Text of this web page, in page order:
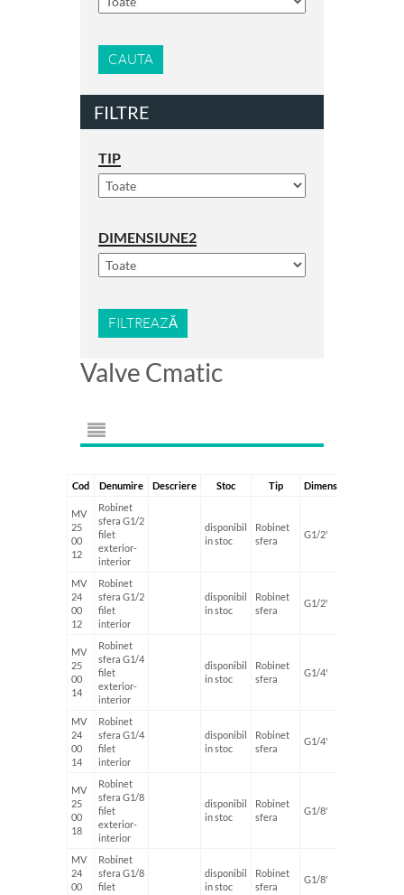
CAUTA
FILTRE
TIP
DIMENSIUNE2
FILTREAZĂ
Valve Cmatic
Cod Denumire Descriere Stoc Tip Dimensiune2
MV
25
00
12
Robinet
sfera G1/2
filet
exterior-
interior
disponibil
in stoc
Robinet
sfera
G1/2'
MV
24
00
12
Robinet
sfera G1/2
filet
interior
disponibil
in stoc
Robinet
sfera
G1/2'
MV
25
00
14
Robinet
sfera G1/4
filet
exterior-
interior
disponibil
in stoc
Robinet
sfera
G1/4'
MV
24
00
14
Robinet
sfera G1/4
filet
interior
disponibil
in stoc
Robinet
sfera
G1/4'
MV
25
00
18
Robinet
sfera G1/8
filet
exterior-
interior
disponibil
in stoc
Robinet
sfera
G1/8'
MV
24
00
Robinet
sfera G1/8
filet
disponibil
in stoc
Robinet
sfera
G1/8'